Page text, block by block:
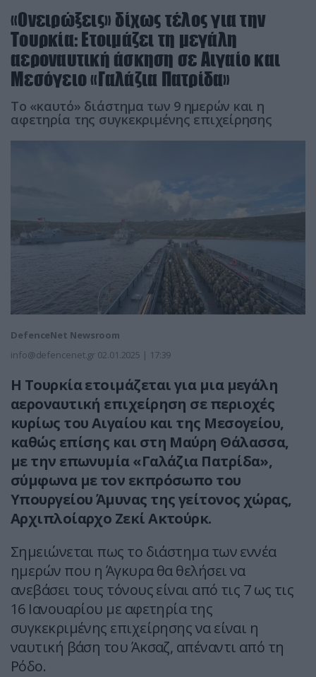
«Ονειρώξεις» δίχως τέλος για την
Τουρκία: Ετοιμάζει τη μεγάλη
αεροναυτική άσκηση σε Αιγαίο και
Μεσόγειο «Γαλάζια Πατρίδα»
Το «καυτό» διάστημα των 9 ημερών και η
αφετηρία της συγκεκριμένης επιχείρησης
DefenceNet Newsroom
info@defencenet.gr 02.01.2025 | 17:39
Η Τουρκία ετοιμάζεται για μια μεγάλη
αεροναυτική επιχείρηση σε περιοχές
κυρίως του Αιγαίου και της Μεσογείου,
καθώς επίσης και στη Μαύρη Θάλασσα,
με την επωνυμία «Γαλάζια Πατρίδα»,
σύμφωνα με τον εκπρόσωπο του
Υπουργείου Άμυνας της γείτονος χώρας,
Αρχιπλοίαρχο Ζεκί Ακτούρκ.
Σημειώνεται πως το διάστημα των εννέα
ημερών που η Άγκυρα θα θελήσει να
ανεβάσει τους τόνους είναι από τις 7 ως τις
16 Ιανουαρίου με αφετηρία της
συγκεκριμένης επιχείρησης να είναι η
ναυτική βάση του Άκσαζ, απέναντι από τη
Ρόδο.